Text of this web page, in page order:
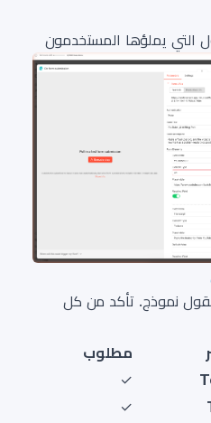
التي يملؤها المستخدمون
حقول نموذج. تأكد من كل
مطلوب
✓
✓